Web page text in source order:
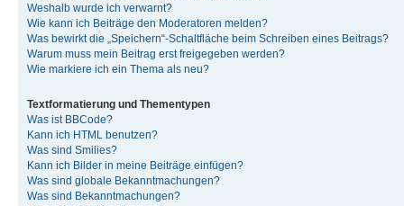
Weshalb wurde ich verwarnt?
Wie kann ich Beiträge den Moderatoren melden?
Was bewirkt die „Speichern“-Schaltfläche beim Schreiben eines Beitrags?
Warum muss mein Beitrag erst freigegeben werden?
Wie markiere ich ein Thema als neu?
Textformatierung und Thementypen
Was ist BBCode?
Kann ich HTML benutzen?
Was sind Smilies?
Kann ich Bilder in meine Beiträge einfügen?
Was sind globale Bekanntmachungen?
Was sind Bekanntmachungen?